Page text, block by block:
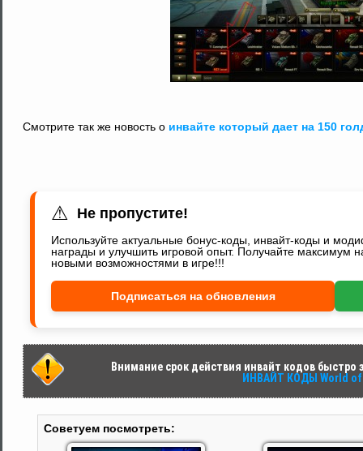
Смотрите так же новость о инвайте который дает на 150
⚠ Не пропустите!
Используйте актуальные бонус-коды, инвайт-коды и
награды и улучшить игровой опыт. Получайте максимум
новыми возможностями в игре!!!
Подписаться на обновления
Внимание срок действия инвайт кодов быстро
ИНВАЙТ КОДЫ World
Советуем посмотреть: